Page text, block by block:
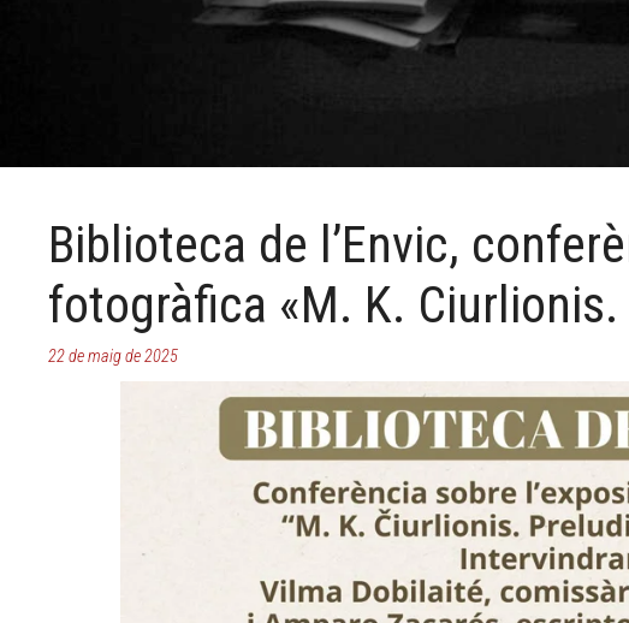
Biblioteca de l’Envic,
fotogràfica «M. K.
22 de maig de 2025